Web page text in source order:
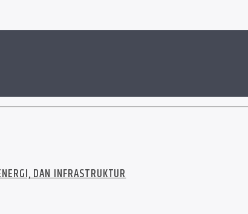
DAN INFRASTRUKTUR